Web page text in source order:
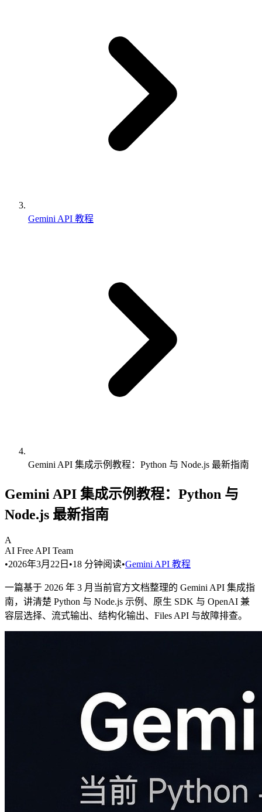
Gemini API 教程
Gemini API 集成示例教程：Python 与 Node.js 最新指南
Gemini API 集成示例教程：Python 与
Node.js 最新指南
A
AI Free API Team
•2026年3月22日 •18 分钟阅读•Gemini API 教程
一篇基于 2026 年 3 月当前官方文档整理的 Gemini API 集成指
南，讲清楚 Python 与 Node.js 示例、原生 SDK 与 OpenAI 兼
容层选择、流式输出、结构化输出、Files API 与故障排查。